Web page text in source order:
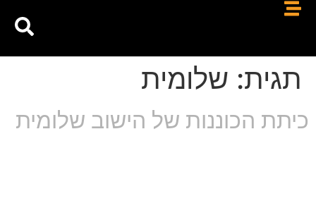
תגית: שלומית
כיתת הכוננות של הישוב שלומית